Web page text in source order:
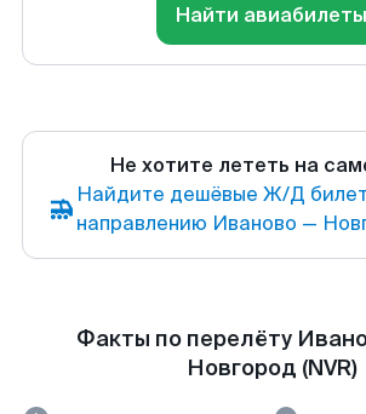
Найти авиабилеты
Не хотите лететь на
Найдите дешёвые Ж/Д
направлению Иваново —
Факты по перелёту
Новгород (NVR)